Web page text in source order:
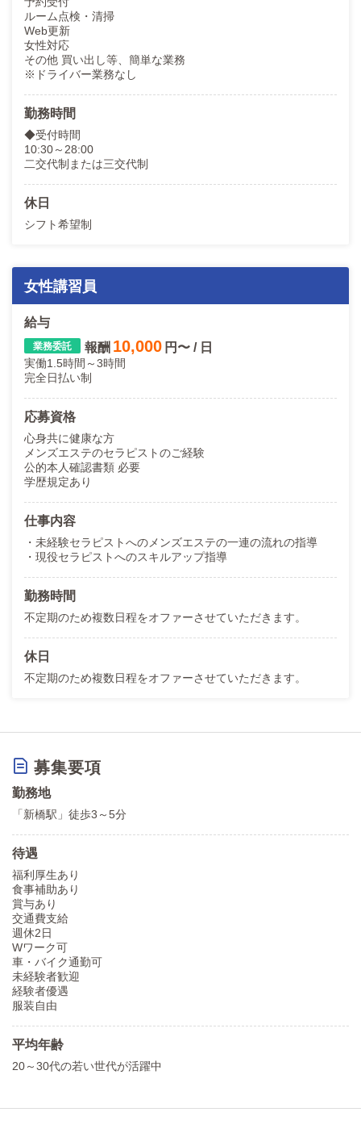
ルーム点検・清掃
Web更新
女性対応
その他 買い出し等、簡単な業務
※ドライバー業務なし
勤務時間
◆受付時間
10:30～28:00
二交代制または三交代制
休日
シフト希望制
女性講習員
給与
報酬 10,000 円〜 / 日
実働1.5時間～3時間
完全日払い制
応募資格
心身共に健康な方
メンズエステのセラピストのご経験
公的本人確認書類 必要
学歴規定あり
仕事内容
・未経験セラピストへのメンズエステの一連の流れの指導
・現役セラピストへのスキルアップ指導
勤務時間
不定期のため複数日程をオファーさせていただきます。
休日
不定期のため複数日程をオファーさせていただきます。
募集要項
勤務地
「新橋駅」徒歩3～5分
待遇
福利厚生あり
食事補助あり
賞与あり
交通費支給
週休2日
Wワーク可
車・バイク通勤可
未経験者歓迎
経験者優遇
服装自由
平均年齢
20～30代の若い世代が活躍中